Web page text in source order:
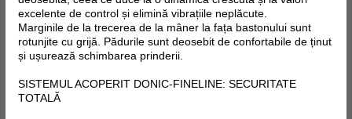
excelente de control și elimină vibrațiile neplăcute.
Marginile de la trecerea de la mâner la fața bastonului sunt
rotunjite cu grijă. Pădurile sunt deosebit de confortabile de ținut
și ușurează schimbarea prinderii.
SISTEMUL ACOPERIT DONIC-FINELINE: SECURITATE
TOTALĂ